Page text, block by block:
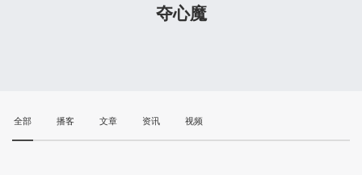
夺心魔
全部 播客 文章 资讯 视频